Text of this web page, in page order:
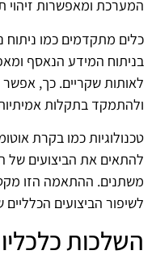
המערכת ומאפשרות
כלים מתקדמים כמו ניתוח
בניתוח המידע הנאסף
לאותות שקריים. כך,
ולהתמקד בתקלות
טכנולוגיות כמו בקרת
להתאים את הביצועים של
משתנים. ההתאמה הזו
לשיפור הביצועים
השלכות